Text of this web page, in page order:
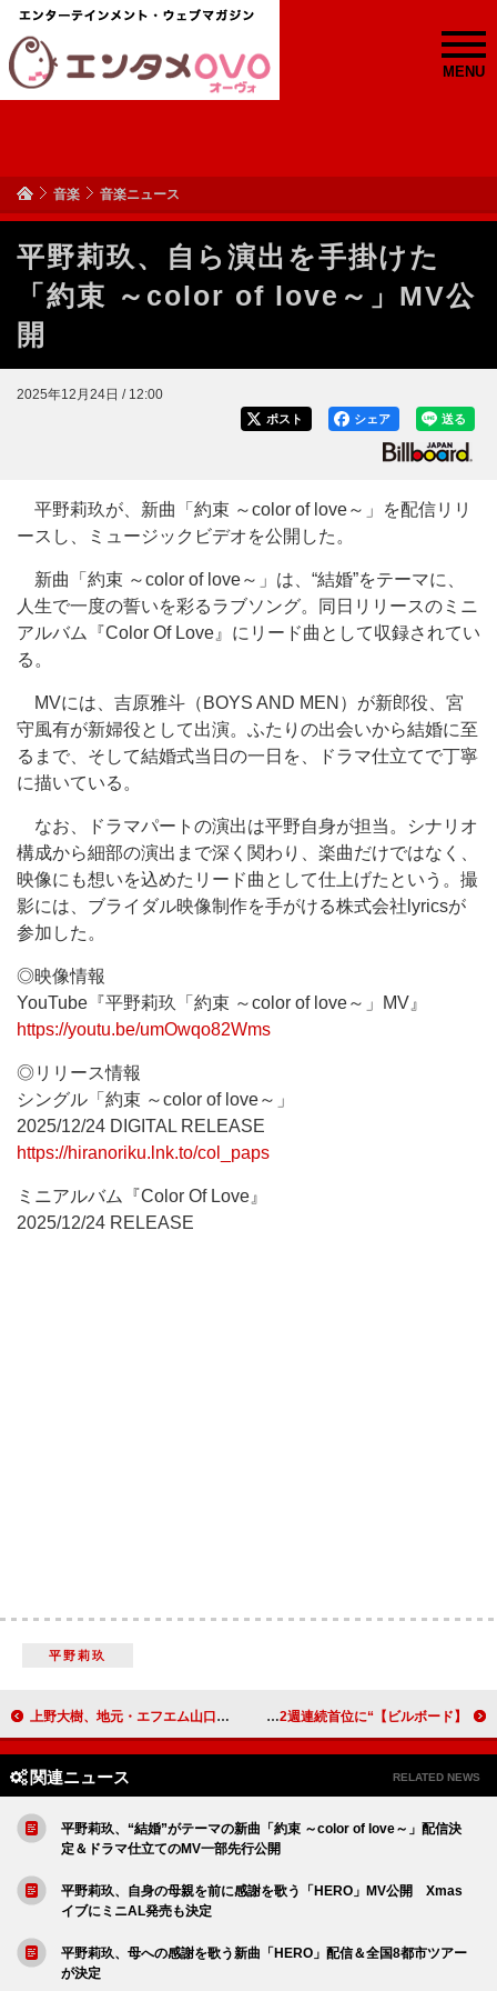
MENU
音楽 音楽ニュース
平野莉玖、自ら演出を手掛けた
「約束 ～color of love～」MV公
開
2025年12月24日 / 12:00
送る
シェア
ポスト
平野莉玖が、新曲「約束 ～color of love～」を配信リリ
ースし、ミュージックビデオを公開した。
新曲「約束 ～color of love～」は、“結婚”をテーマに、
人生で一度の誓いを彩るラブソング。同日リリースのミニ
アルバム『Color Of Love』にリード曲として収録されてい
る。
MVには、吉原雅斗（BOYS AND MEN）が新郎役、宮
守風有が新婦役として出演。ふたりの出会いから結婚に至
るまで、そして結婚式当日の一日を、ドラマ仕立てで丁寧
に描いている。
なお、ドラマパートの演出は平野自身が担当。シナリオ
構成から細部の演出まで深く関わり、楽曲だけではなく、
映像にも想いを込めたリード曲として仕上げたという。撮
影には、ブライダル映像制作を手がける株式会社lyricsが
参加した。
◎映像情報
YouTube『平野莉玖「約束 ～color of love～」MV』
https://youtu.be/umOwqo82Wms
◎リリース情報
シングル「約束 ～color of love～」
2025/12/24 DIGITAL RELEASE
https://hiranoriku.lnk.to/col_paps
ミニアルバム『Color Of Love』
2025/12/24 RELEASE
平野莉玖
上野大樹、地元・エフエム山口の開局40周年を彩るアニバーサリーソング「you you」配信リリース決定 【ビルボード】“ニコニコ VOCALOID SONGS TOP20”、藤原ハガネ「にゅー！支配者のキャロル」2週連続首位に
関連ニュース RELATED NEWS
平野莉玖、“結婚”がテーマの新曲「約束 ～color of love～」配信決
定＆ドラマ仕立てのMV一部先行公開
平野莉玖、自身の母親を前に感謝を歌う「HERO」MV公開 Xmas
イブにミニAL発売も決定
平野莉玖、母への感謝を歌う新曲「HERO」配信＆全国8都市ツアー
が決定